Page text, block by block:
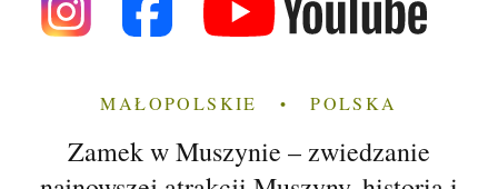
MAŁOPOLSKIE POLSKA
Zamek w Muszynie – zwiedzanie